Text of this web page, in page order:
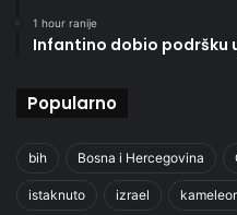
1 hour ranije
Infantino dobio podršku
Popularno
bih Bosna i Hercegovina
istaknuto izrael